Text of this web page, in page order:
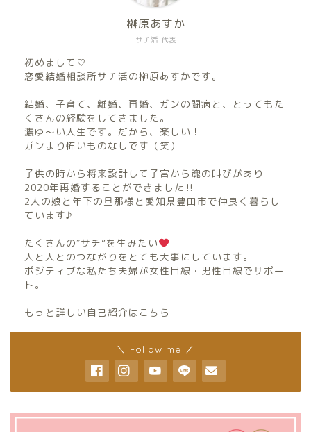
サチ活 代表
榊原あすか
初めまして♡
恋愛結婚相談所サチ活の榊原あすかです。
結婚、子育て、離婚、再婚、ガンの闘病と、とってもた
くさんの経験をしてきました。
濃ゆ〜い人生です。だから、楽しい！
ガンより怖いものなしです（笑）
子供の時から将来設計して子宮から魂の叫びがあり
2020年再婚することができました‼︎
2人の娘と年下の旦那様と愛知県豊田市で仲良く暮らし
ています♪
たくさんの″サチ”を生みたい
人と人とのつながりをとても大事にしています。
ポジティブな私たち夫婦が女性目線・男性目線でサポー
ト。
もっと詳しい自己紹介はこちら
＼ Follow me ／